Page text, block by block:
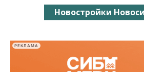
Новостройки
РЕКЛАМА